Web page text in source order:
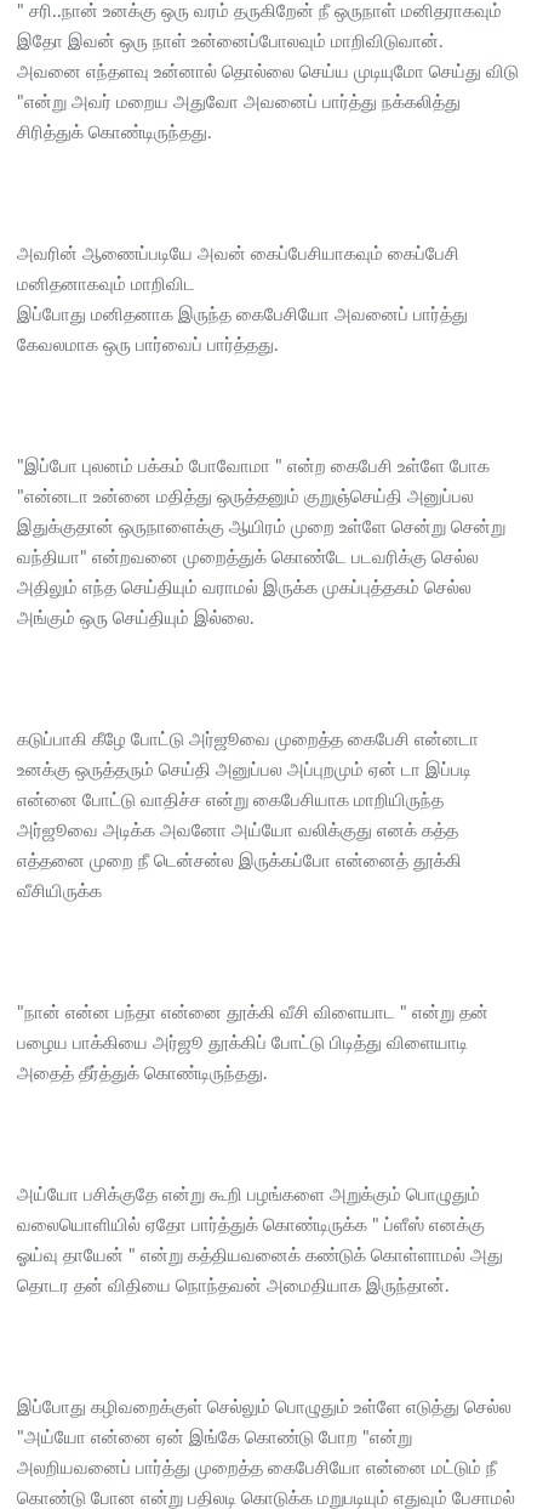
" சரி..நான் உனக்கு ஒரு வரம் தருகிறேன் நீ ஒருநாள் மனிதராகவும்
இதோ இவன் ஒரு நாள் உன்னைப்போலவும் மாறிவிடுவான்.
அவனை எந்தளவு உன்னால் தொல்லை செய்ய முடியுமோ செய்து விடு
"என்று அவர் மறைய அதுவோ அவனைப் பார்த்து நக்கலித்து
சிரித்துக் கொண்டிருந்தது.
அவரின் ஆணைப்படியே அவன் கைப்பேசியாகவும் கைப்பேசி
மனிதனாகவும் மாறிவிட
இப்போது மனிதனாக இருந்த கைபேசியோ அவனைப் பார்த்து
கேவலமாக ஒரு பார்வைப் பார்த்தது.
"இப்போ புலனம் பக்கம் போவோமா " என்ற கைபேசி உள்ளே போக
"என்னடா உன்னை மதித்து ஒருத்தனும் குறுஞ்செய்தி அனுப்பல
இதுக்குதான் ஒருநாளைக்கு ஆயிரம் முறை உள்ளே சென்று சென்று
வந்தியா" என்றவனை முறைத்துக் கொண்டே படவரிக்கு செல்ல
அதிலும் எந்த செய்தியும் வராமல் இருக்க முகப்புத்தகம் செல்ல
அங்கும் ஒரு செய்தியும் இல்லை.
கடுப்பாகி கீழே போட்டு அர்ஜூவை முறைத்த கைபேசி என்னடா
உனக்கு ஒருத்தரும் செய்தி அனுப்பல அப்புறமும் ஏன் டா இப்படி
என்னை போட்டு வாதிச்ச என்று கைபேசியாக மாறியிருந்த
அர்ஜூவை அடிக்க அவனோ அய்யோ வலிக்குது எனக் கத்த
எத்தனை முறை நீ டென்சன்ல இருக்கப்போ என்னைத் தூக்கி
வீசியிருக்க
"நான் என்ன பந்தா என்னை தூக்கி வீசி விளையாட " என்று தன்
பழைய பாக்கியை அர்ஜூ தூக்கிப் போட்டு பிடித்து விளையாடி
அதைத் தீர்த்துக் கொண்டிருந்தது.
அய்யோ பசிக்குதே என்று கூறி பழங்களை அறுக்கும் பொழுதும்
வலையொளியில் ஏதோ பார்த்துக் கொண்டிருக்க " ப்ளீஸ் எனக்கு
ஓய்வு தாயேன் " என்று கத்தியவனைக் கண்டுக் கொள்ளாமல் அது
தொடர தன் விதியை நொந்தவன் அமைதியாக இருந்தான்.
இப்போது கழிவறைக்குள் செல்லும் பொழுதும் உள்ளே எடுத்து செல்ல
"அய்யோ என்னை ஏன் இங்கே கொண்டு போற "என்று
அலறியவனைப் பார்த்து முறைத்த கைபேசியோ என்னை மட்டும் நீ
கொண்டு போன என்று பதிலடி கொடுக்க மறுபடியும் எதுவும் பேசாமல்